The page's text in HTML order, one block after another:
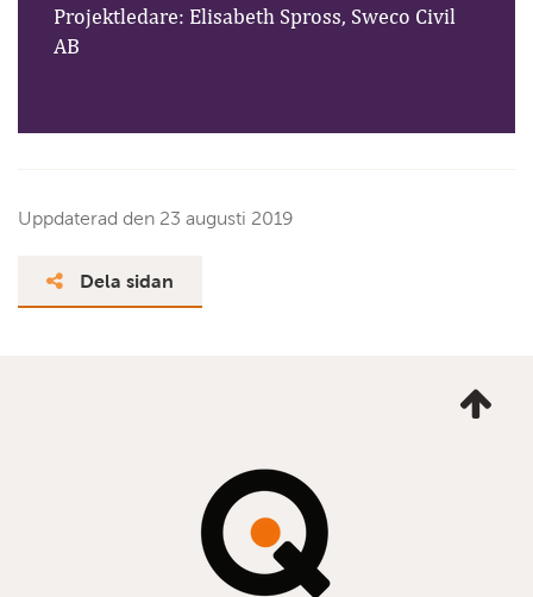
Projektledare: Elisabeth Spross, Sweco Civil
AB
Uppdaterad den 23 augusti 2019
Dela sidan
mig